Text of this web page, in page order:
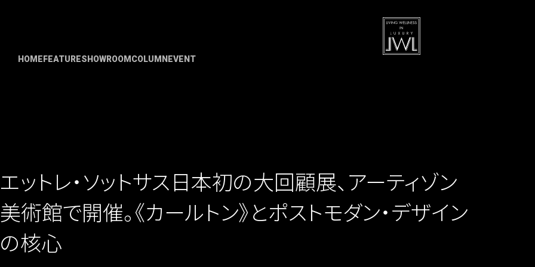
HOME FEATURESHOWROOM COLUMN EVENT
エットレ・ソットサス日本初の大回顧展、アーティゾン
美術館で開催。《カールトン》とポストモダン・デザイン
の核心